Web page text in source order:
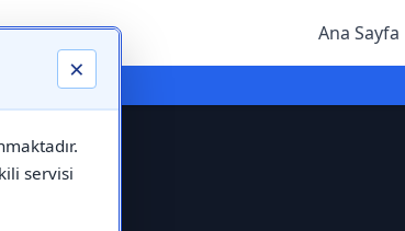
×
servisi
Ana Sayfa
Hizmeti